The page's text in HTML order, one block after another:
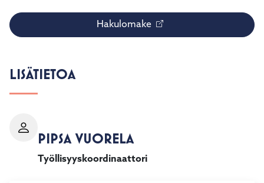
Hakulomake
LISÄTIETOA
PIPSA VUORELA
Työllisyyskoordinaattori